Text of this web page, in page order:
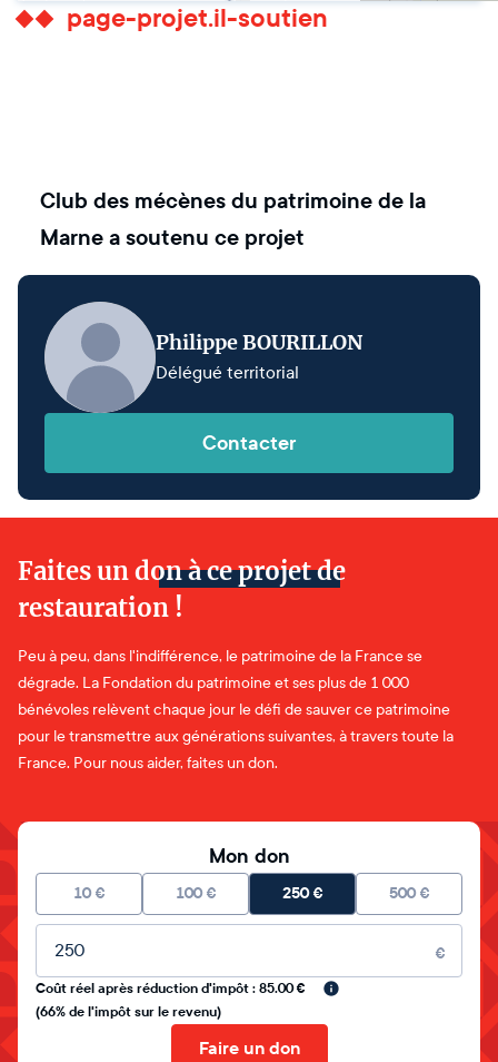
page-projet.il-soutien
Club des mécènes du patrimoine de la
Marnea soutenu ce projet
Philippe BOURILLON
Délégué territorial
Contacter
Faites un don à ce projet de
restauration !
Peu à peu, dans l'indifférence, le patrimoine de la France se
dégrade. La Fondation du patrimoine et ses plus de 1 000
bénévoles relèvent chaque jour le défi de sauver ce patrimoine
pour le transmettre aux générations suivantes, à travers toute la
France. Pour nous aider, faites un don.
Mon don
10 € 100 € 250€ 500 €
Montant libre
€
Coût réel après réduction d'impôt : 85.00 €
(66% de l'impôt sur le revenu)
Faire un don